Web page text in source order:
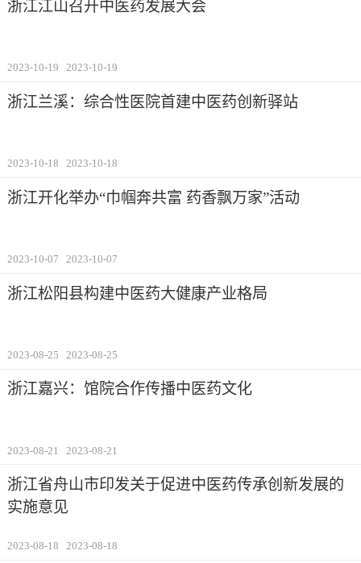
浙江江山召开中医药发展大会
2023-10-19 2023-10-19
浙江兰溪：综合性医院首建中医药创新驿站
2023-10-18 2023-10-18
浙江开化举办“巾帼奔共富 药香飘万家”活动
2023-10-07 2023-10-07
浙江松阳县构建中医药大健康产业格局
2023-08-25 2023-08-25
浙江嘉兴：馆院合作传播中医药文化
2023-08-21 2023-08-21
浙江省舟山市印发关于促进中医药传承创新发展的
实施意见
2023-08-18 2023-08-18